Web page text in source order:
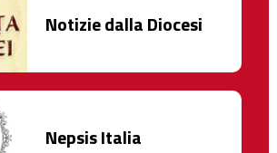
Notizie dalla Diocesi
Nepsis Italia